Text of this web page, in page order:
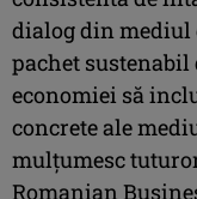
dialog din mediul
pachet
economiei să
concrete ale
mulţumesc
Romanian